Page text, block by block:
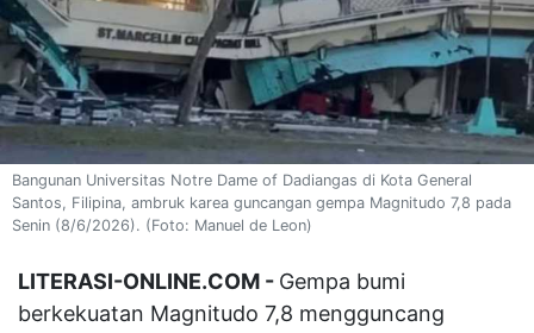
Bangunan Universitas Notre Dame of Dadiangas di Kota General
Santos, Filipina, ambruk karea guncangan gempa Magnitudo 7,8 pada
Senin (8/6/2026). (Foto: Manuel de Leon)
LITERASI-ONLINE.COM - Gempa bumi
berkekuatan Magnitudo 7,8 mengguncang